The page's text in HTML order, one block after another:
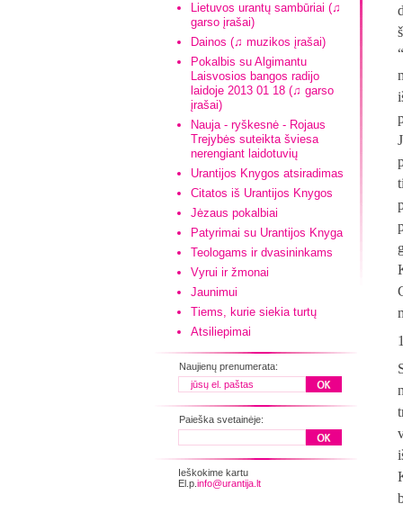
Lietuvos urantų sambūriai (♫
garso įrašai)
Dainos (♫ muzikos įrašai)
Pokalbis su Algimantu
Laisvosios bangos radijo
laidoje 2013 01 18 (♫ garso
įrašai)
Nauja - ryškesnė - Rojaus
Trejybės suteikta šviesa
nerengiant laidotuvių
Urantijos Knygos atsiradimas
Citatos iš Urantijos Knygos
Jėzaus pokalbiai
Patyrimai su Urantijos Knyga
Teologams ir dvasininkams
Vyrui ir žmonai
Jaunimui
Tiems, kurie siekia turtų
Atsiliepimai
Naujienų prenumerata:
Paieška svetainėje:
Ieškokime kartu
El.p. info@urantija.lt